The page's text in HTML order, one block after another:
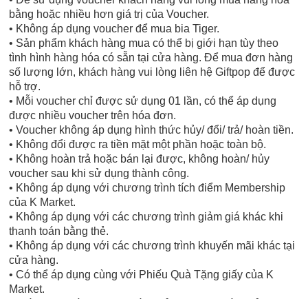
bằng hoặc nhiều hơn giá trị của Voucher.
• Không áp dụng voucher để mua bia Tiger.
• Sản phẩm khách hàng mua có thể bị giới hạn tùy theo
tình hình hàng hóa có sẵn tại cửa hàng. Để mua đơn hàng
số lượng lớn, khách hàng vui lòng liên hệ Giftpop để được
hỗ trợ.
• Mỗi voucher chỉ được sử dụng 01 lần, có thể áp dụng
được nhiều voucher trên hóa đơn.
• Voucher không áp dụng hình thức hủy/ đổi/ trả/ hoàn tiền.
• Không đổi được ra tiền mặt một phần hoặc toàn bộ.
• Không hoàn trả hoặc bán lại được, không hoàn/ hủy
voucher sau khi sử dụng thành công.
• Không áp dụng với chương trình tích điểm Membership
của K Market.
• Không áp dụng với các chương trình giảm giá khác khi
thanh toán bằng thẻ.
• Không áp dụng với các chương trình khuyến mãi khác tại
cửa hàng.
• Có thể áp dụng cùng với Phiếu Quà Tặng giấy của K
Market.